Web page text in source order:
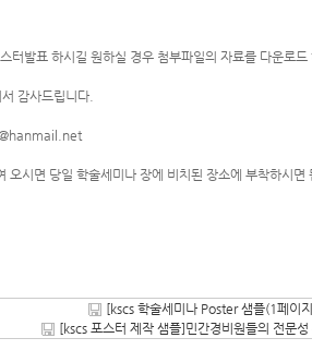
터발표 하시길 원하실 경우 첨부파일의 자료를 다운로
감사드립니다.
오시면 당일 학술세미나 장에 비치된 장소에 부착하시면
[kscs 학술세미나 Poster 샘플(1페
[kscs 포스터 제작 샘플]민간경비원들의 전문